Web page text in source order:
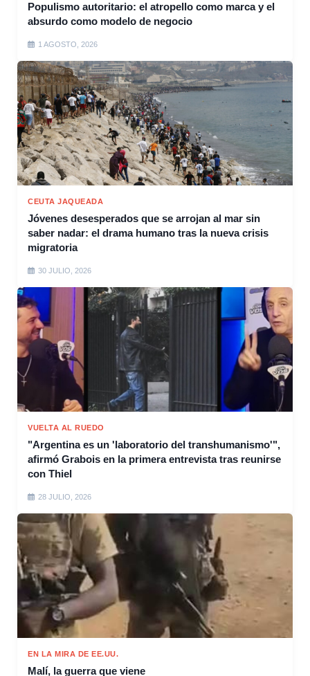
Populismo autoritario: el atropello como marca y el
absurdo como modelo de negocio
1 AGOSTO, 2026
CEUTA JAQUEADA
Jóvenes desesperados que se arrojan al mar sin
saber nadar: el drama humano tras la nueva crisis
migratoria
30 JULIO, 2026
VUELTA AL RUEDO
"Argentina es un 'laboratorio del transhumanismo'",
afirmó Grabois en la primera entrevista tras reunirse
con Thiel
28 JULIO, 2026
EN LA MIRA DE EE.UU.
Malí, la guerra que viene